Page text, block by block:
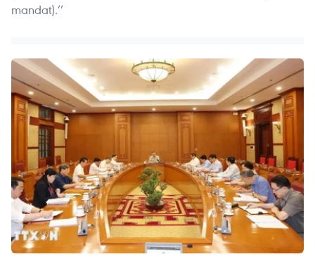
mandat).’’